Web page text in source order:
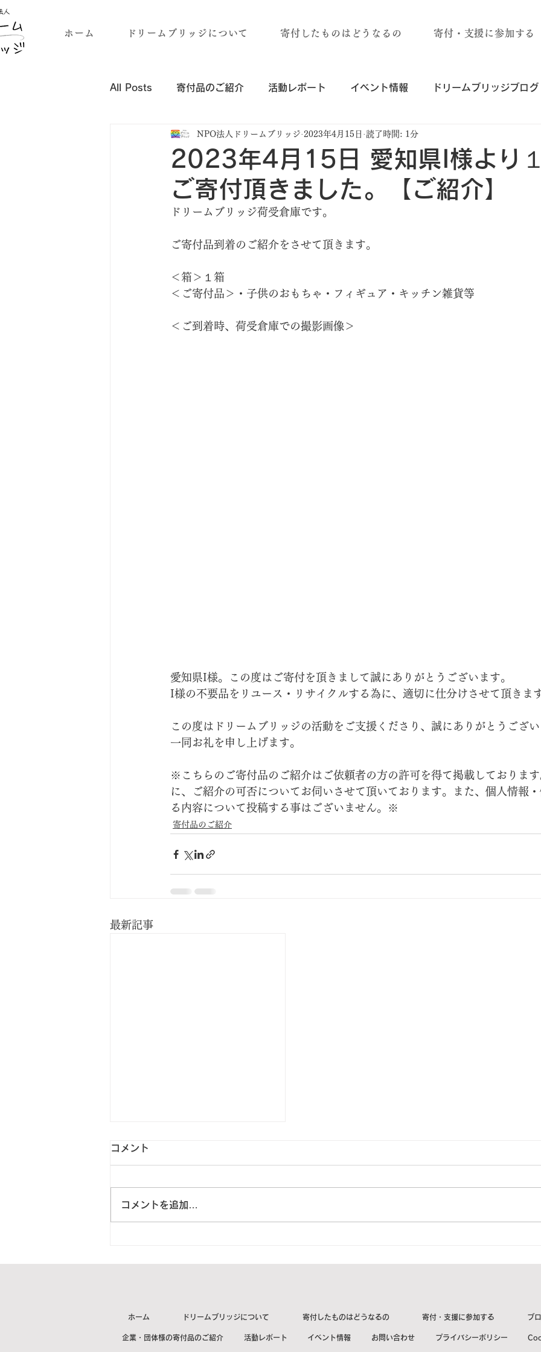
ホーム ドリームブリッジについて 寄付したものはどうなるの 寄付・支援に参加する
All Posts 寄付品のご紹介 活動レポート イベント情報 ドリームブリッジブログ
企業・団体様の寄付品のご紹介
2023年4月15日 愛知県I様より
ご寄付頂きました。【ご紹介】
NPO法人ドリームブリッジ 2023年4月15日 読了時間: 1分
ドリームブリッジ荷受倉庫です。
ご寄付品到着のご紹介をさせて頂きます。
＜箱＞１箱
＜ご寄付品＞・子供のおもちゃ・フィギュア・キッチン雑貨等
＜ご到着時、荷受倉庫での撮影画像＞
愛知県I様。この度はご寄付を頂きまして誠にありがとうございます。
I様の不要品をリユース・リサイクルする為に、適切に仕分けさせて頂きます
この度はドリームブリッジの活動をご支援くださり、誠にありがとうござ
一同お礼を申し上げます。
※こちらのご寄付品のご紹介はご依頼者の方の許可を得て掲載しておりま
に、ご紹介の可否についてお伺いさせて頂いております。また、個人情報
る内容について投稿する事はございません。※
寄付品のご紹介
最新記事
倉市S様より２箱をご寄付頂
コメント
コメントを追加…
ホーム ドリームブリッジについて 寄付したものはどうなるの 寄付・支援に参加する ブ
企業・団体様の寄付品のご紹介 活動レポート イベント情報 お問い合わせ プライバシーポリシー